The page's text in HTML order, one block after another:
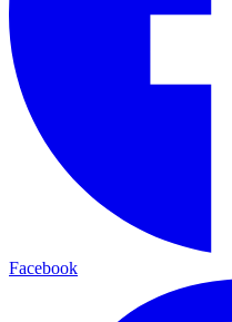
Facebook